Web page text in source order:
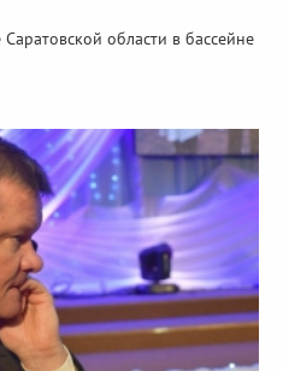
области в бассейне